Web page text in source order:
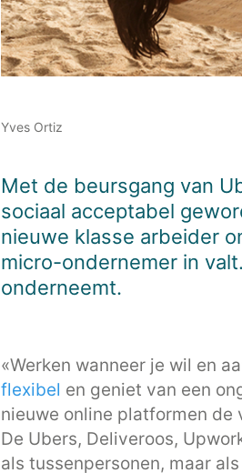
Yves Ortiz
Met de beursgang van
sociaal acceptabel
nieuwe klasse arbeider
micro-ondernemer in
onderneemt.
«Werken wanneer je wil en
flexibel en geniet van een
nieuwe online platformen de
De Ubers, Deliveroos,
als tussenpersonen, maar